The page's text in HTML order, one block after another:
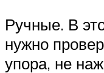
Ручные. В
нужно
упора, не